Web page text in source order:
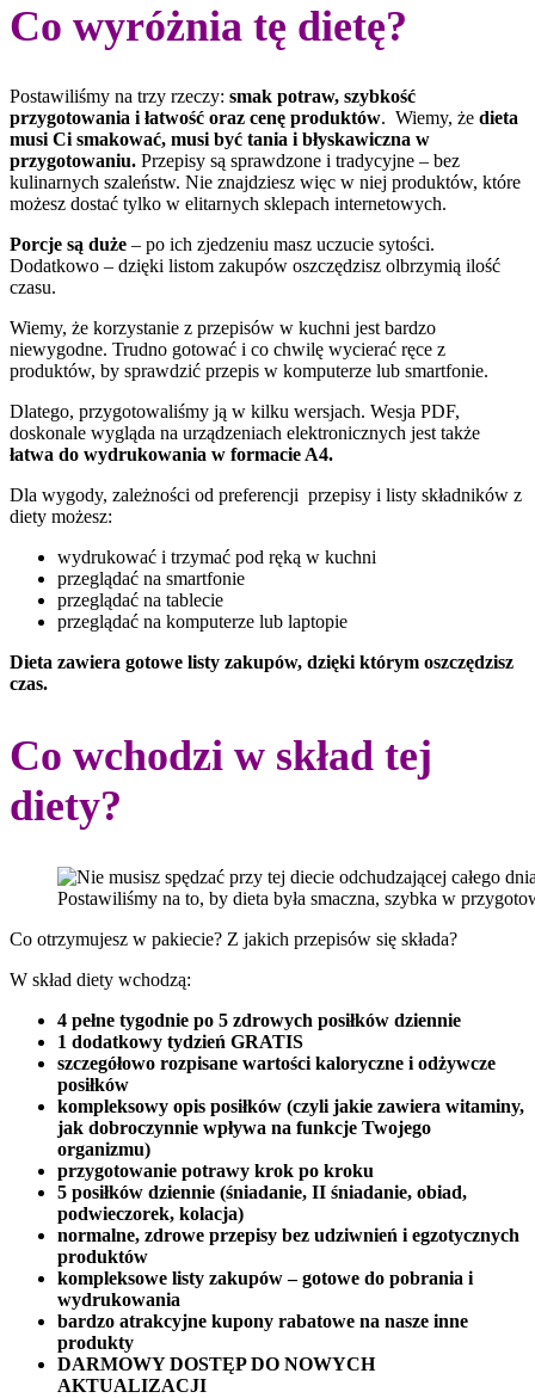
Co wyróżnia tę dietę?
Postawiliśmy na trzy rzeczy: smak potraw, szybkość
przygotowania i łatwość oraz cenę produktów. Wiemy, że dieta
musi Ci smakować, musi być tania i błyskawiczna w
przygotowaniu. Przepisy są sprawdzone i tradycyjne – bez
kulinarnych szaleństw. Nie znajdziesz więc w niej produktów, które
możesz dostać tylko w elitarnych sklepach internetowych.
Porcje są duże – po ich zjedzeniu masz uczucie sytości.
Dodatkowo – dzięki listom zakupów oszczędzisz olbrzymią ilość
czasu.
Wiemy, że korzystanie z przepisów w kuchni jest bardzo
niewygodne. Trudno gotować i co chwilę wycierać ręce z
produktów, by sprawdzić przepis w komputerze lub smartfonie.
Dlatego, przygotowaliśmy ją w kilku wersjach. Wesja PDF,
doskonale wygląda na urządzeniach elektronicznych jest także
łatwa do wydrukowania w formacie A4.
Dla wygody, zależności od preferencji przepisy i listy składników z
diety możesz:
wydrukować i trzymać pod ręką w kuchni
przeglądać na smartfonie
przeglądać na tablecie
przeglądać na komputerze lub laptopie
Dieta zawiera gotowe listy zakupów, dzięki którym oszczędzisz
czas.
Co wchodzi w skład tej
diety?
Postawiliśmy na to, by dieta była smaczna, szybka w
Co otrzymujesz w pakiecie? Z jakich przepisów się składa?
W skład diety wchodzą:
4 pełne tygodnie po 5 zdrowych posiłków dziennie
1 dodatkowy tydzień GRATIS
szczegółowo rozpisane wartości kaloryczne i odżywcze
posiłków
kompleksowy opis posiłków (czyli jakie zawiera witaminy,
jak dobroczynnie wpływa na funkcje Twojego
organizmu)
przygotowanie potrawy krok po kroku
5 posiłków dziennie (śniadanie, II śniadanie, obiad,
podwieczorek, kolacja)
normalne, zdrowe przepisy bez udziwnień i egzotycznych
produktów
kompleksowe listy zakupów – gotowe do pobrania i
wydrukowania
bardzo atrakcyjne kupony rabatowe na nasze inne
produkty
DARMOWY DOSTĘP DO NOWYCH
AKTUALIZACJI